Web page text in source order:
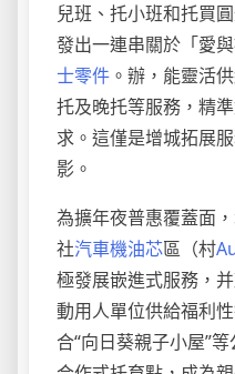
兒班、托小班和托買
發出一連串關於「愛
士零件 。辦，能靈活
托及晚托等服務，精
求。這僅是增城拓展
影。
為擴年夜普惠覆蓋面
社汽車機油芯區（村
極發展嵌進式服務，
動用人單位供給福利
合“向日葵親子小屋”